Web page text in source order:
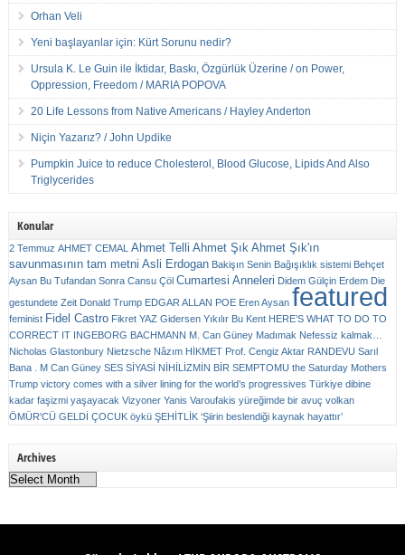
Orhan Veli
Yeni başlayanlar için: Kürt Sorunu nedir?
Ursula K. Le Guin ile İktidar, Baskı, Özgürlük Üzerine / on Power,
Oppression, Freedom / MARIA POPOVA
20 Life Lessons from Native Americans / Hayley Anderton
Niçin Yazarız? / John Updike
Pumpkin Juice to reduce Cholesterol, Blood Glucose, Lipids And Also
Triglycerides
Konular
2 Temmuz AHMET CEMAL Ahmet Telli Ahmet Şık Ahmet Şık'ın
savunmasının tam metni Asli Erdogan Bakişın Senin Bağışıklık sistemi Behçet
Aysan Bu Tufandan Sonra Cansu Çöl Cumartesi Anneleri Didem Gülçin Erdem Die
gestundete Zeit Donald Trump EDGAR ALLAN POE Eren Aysan featured
feminist Fidel Castro Fikret YAZ Gidersen Yıkılır Bu Kent HERE’S WHAT TO DO TO
CORRECT IT INGEBORG BACHMANN M. Can Güney Madımak Nefessiz kalmak…
Nicholas Glastonbury Nietzsche Nâzım HİKMET Prof. Cengiz Aktar RANDEVU Sarıl
Bana . M Can Güney SES SİYASİ NİHİLİZMİN BİR SEMPTOMU the Saturday Mothers
Trump victory comes with a silver lining for the world’s progressives Türkiye dibine
kadar faşizmi yaşayacak Vizyoner Yanis Varoufakis yüreğimde bir avuç volkan
ÖMÜR'CÜ GELDİ ÇOCUK öykü ŞEHİTLİK ‘Şiirin beslendiği kaynak hayattır’
Archives
Archives